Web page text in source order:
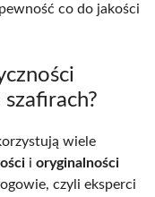
co do jakości
wiele
i oryginalności
czyli eksperci